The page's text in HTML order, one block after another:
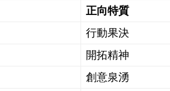
正向特質
行動果決
開拓精神
創意泉湧